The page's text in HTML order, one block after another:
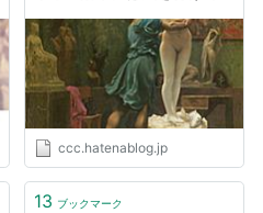
ccc.hatenablog.jp
13 ブックマーク